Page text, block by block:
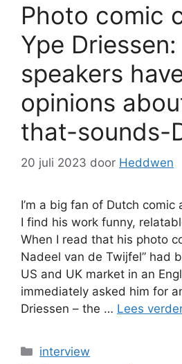
Photo comic
Ype Driessen:
speakers
opinions
that-sounds-
20 juli 2023 door Heddwen
I’m a big fan of Dutch comic
I find his work funny,
When I read that his photo
Nadeel van de Twijfel” had
US and UK market in an
immediately asked him for
Driessen – the … Lees
Categorieën
interview